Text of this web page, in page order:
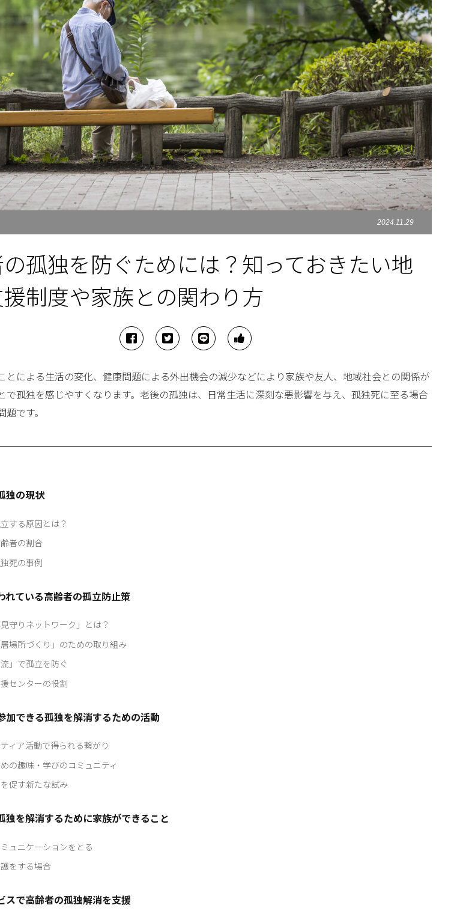
2024.11.29
孤独を防ぐためには？知っておきたい地
制度や家族との関わり方
とによる生活の変化、健康問題による外出機会の減少などにより家族や友人、地域社会との関係が
で孤独を感じやすくなります。老後の孤独は、日常生活に深刻な悪影響を与え、孤独死に至る場合
題です。
独の現状
する原因とは？
者の割合
死の事例
れている高齢者の孤立防止策
守りネットワーク」とは？
場所づくり」のための取り組み
流」で孤立を防ぐ
センターの役割
加できる孤独を解消するための活動
ィア活動で得られる繋がり
の趣味・学びのコミュニティ
促す新たな試み
独を解消するために家族ができること
ュニケーションをとる
をする場合
スで高齢者の孤独解消を支援